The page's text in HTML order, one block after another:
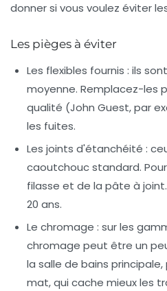
donner si vous voulez éviter
Les pièges à éviter
Les flexibles fournis : ils
moyenne. Remplacez-les
qualité (John Guest, par
les fuites.
Les joints d'étanchéité :
caoutchouc standard.
filasse et de la pâte à
20 ans.
Le chromage : sur les
chromage peut être un
la salle de bains
mat, qui cache mieux les